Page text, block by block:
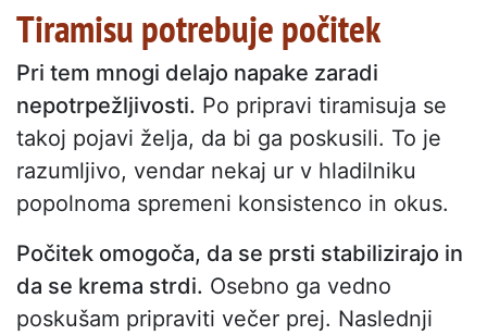
Tiramisu potrebuje počitek
Pri tem mnogi delajo napake zaradi
nepotrpežljivosti. Po pripravi tiramisuja se
takoj pojavi želja, da bi ga poskusili. To je
razumljivo, vendar nekaj ur v hladilniku
popolnoma spremeni konsistenco in okus.
Počitek omogoča, da se prsti stabilizirajo in
da se krema strdi. Osebno ga vedno
poskušam pripraviti večer prej. Naslednji